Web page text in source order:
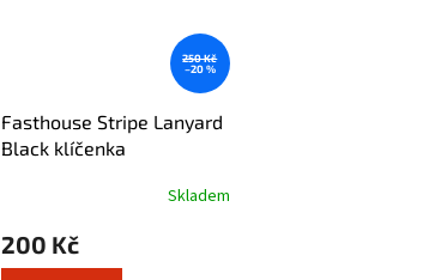
250 Kč
–20 %
Fasthouse Stripe Lanyard
Black klíčenka
Skladem
200 Kč